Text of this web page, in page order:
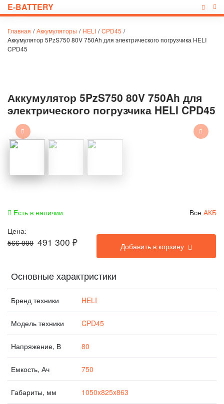
E-BATTERY
Главная / Аккумуляторы / HELI / CPD45 /
Аккумулятор 5PzS750 80V 750Ah для электрического погрузчика HELI
CPD45
Аккумулятор 5PzS750 80V 750Ah для
электрического погрузчика HELI CPD45
Есть в наличии Все АКБ
Цена:
566 000 491 300 ₽ Добавить в корзину
Основные характристики
Бренд техники HELI
Модель техники CPD45
Напряжение, В 80
Емкость, Ач 750
Габариты, мм 1050x825x863